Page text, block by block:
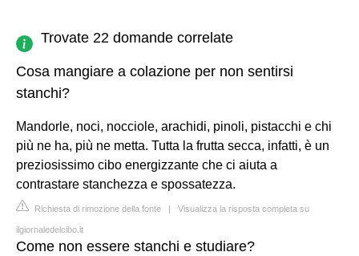
Trovate 22 domande correlate
Cosa mangiare a colazione per non sentirsi
stanchi?
Mandorle, noci, nocciole, arachidi, pinoli, pistacchi e chi
più ne ha, più ne metta. Tutta la frutta secca, infatti, è un
preziosissimo cibo energizzante che ci aiuta a
contrastare stanchezza e spossatezza.
Richiesta di rimozione della fonte | Visualizza la risposta completa su
ilgiornaledelcibo.it
Come non essere stanchi e studiare?